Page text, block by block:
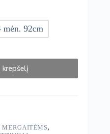
mėn. 92cm
krepšelį
MERGAITĖMS,